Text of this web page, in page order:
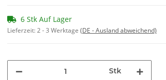
6 Stk Auf Lager
Lieferzeit:2 - 3 Werktage (DE - Ausland abweichend)
Stk